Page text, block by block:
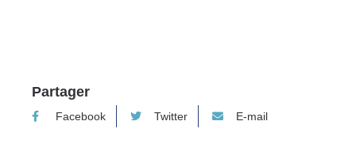
Partager
Facebook Twitter E-mail